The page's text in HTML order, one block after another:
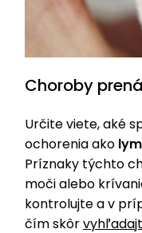
Choroby
Určite viete, aké
ochorenia ako
Príznaky týchto
moči alebo
kontrolujte a v
čím skôr